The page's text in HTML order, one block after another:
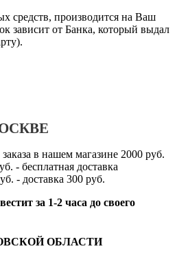
средств, производится на Ваш
зависит от Банка, который выдал
в нашем магазине 2000 руб.
- бесплатная доставка
- доставка 300 руб.
за 1-2 часа до своего
ОБЛАСТИ